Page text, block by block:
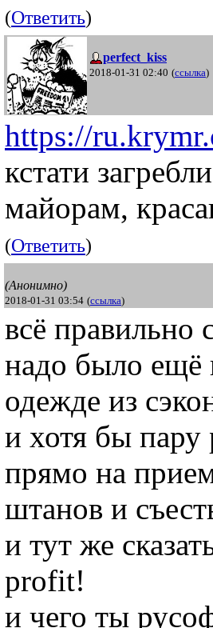
(Ответить)
perfect_kiss
2018-01-31 02:40 (ссылка)
https://
кстати
майорам,
(Ответить)
(Анонимно)
2018-01-31 03:54 (ссылка)
всё правильно
надо было ещё
одежде из
и хотя бы пару
прямо на
штанов и
и тут же
profit!
и чего ты